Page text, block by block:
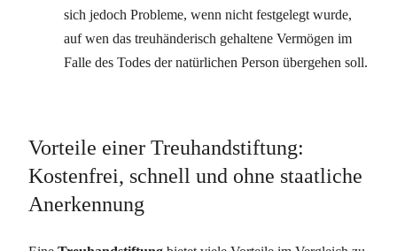
sich jedoch Probleme, wenn nicht festgelegt wurde,
auf wen das treuhänderisch gehaltene Vermögen im
Falle des Todes der natürlichen Person übergehen soll.
Vorteile einer Treuhandstiftung:
Kostenfrei, schnell und ohne staatliche
Anerkennung